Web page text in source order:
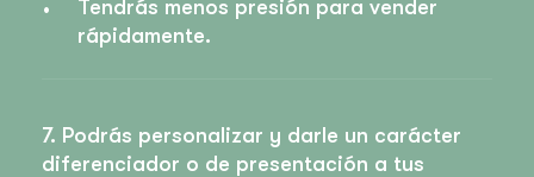
Tendrás menos presión para vender
rápidamente.
7. Podrás personalizar y darle un carácter
diferenciador o de presentación a tus